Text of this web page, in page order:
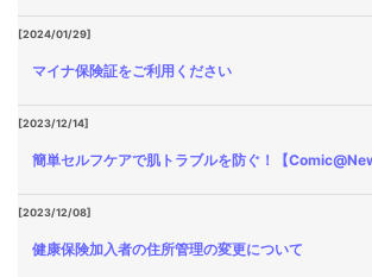
[2024/01/29]
マイナ保険証をご利用ください
[2023/12/14]
簡単セルフケアで肌トラブルを防ぐ！【
[2023/12/08]
健康保険加入者の住所管理の変更について